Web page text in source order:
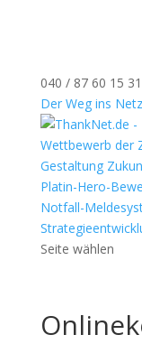
040 / 87 60 15 31
Der Weg ins
Wettbewerb der
Gestaltung
Platin-Hero-
Notfall-
Seite wählen